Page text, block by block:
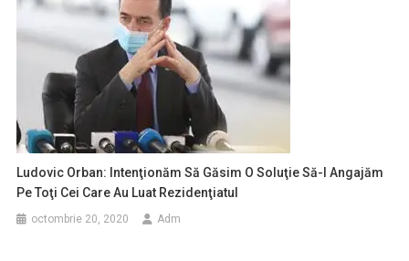
Ludovic Orban: Intenţionăm Să Găsim O Soluţie Să-I Angajăm
Pe Toţi Cei Care Au Luat Rezidenţiatul
octombrie 20, 2020 Adm